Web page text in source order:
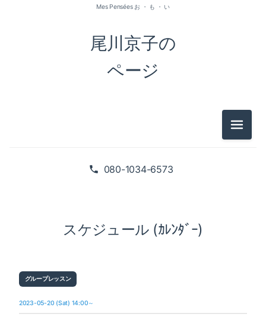
080-1034-6573
尾川京子の
ページ
Mes Pensées お ・ も ・ い
メニュ
スケジュール (ｶﾚﾝﾀﾞｰ)
グループレッスン
2023-05-20 (Sat) 14:00～